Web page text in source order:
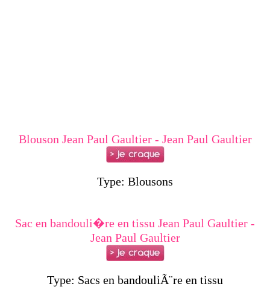
Blouson Jean Paul Gaultier - Jean Paul Gaultier
Type: Blousons
Sac en bandouli�re en tissu Jean Paul Gaultier -
Jean Paul Gaultier
Type: Sacs en bandouliÃ¨re en tissu